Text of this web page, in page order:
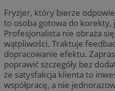
Fryzjer, który bierze
to osoba gotowa do korekty,
Profesjonalista nie obraża
wątpliwości. Traktuje
dopracowanie efektu.
poprawić szczegóły bez
że satysfakcja klienta to
współpracę, a nie